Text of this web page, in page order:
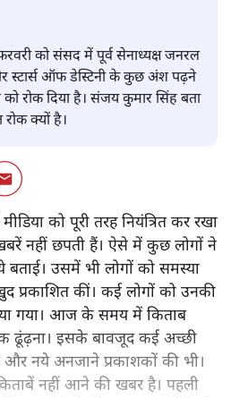
को संसद में पूर्व सेनाध्यक्ष जनरल
स्टार्स ऑफ डेस्टिनी के कुछ अंश पढ़ने
को रोक दिया है। संजय कुमार सिंह बता
क्यों है।
को पूरी तरह नियंत्रित कर रखा
नहीं छपती हैं। ऐसे में कुछ लोगों ने
बताई। उसमें भी लोगों को समस्या
प्रकाशित कीं। कई लोगों को उनकी
गया। आज के समय में किताब
ढूंढ़ना। इसके बावजूद कई अच्छी
और नये अनजाने प्रकाशकों की भी।
नहीं आने की खबर है। पहली